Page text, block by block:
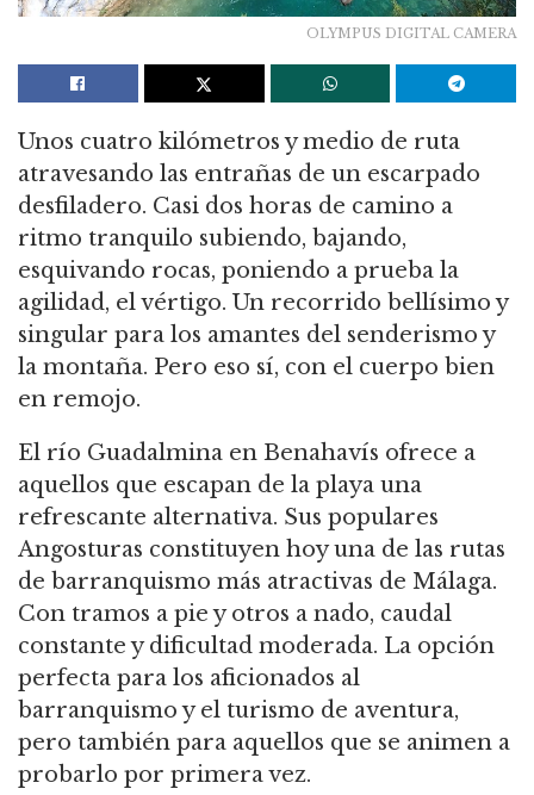
OLYMPUS DIGITAL CAMERA
Unos cuatro kilómetros y medio de ruta
atravesando las entrañas de un escarpado
desfiladero. Casi dos horas de camino a
ritmo tranquilo subiendo, bajando,
esquivando rocas, poniendo a prueba la
agilidad, el vértigo. Un recorrido bellísimo y
singular para los amantes del senderismo y
la montaña. Pero eso sí, con el cuerpo bien
en remojo.
El río Guadalmina en Benahavís ofrece a
aquellos que escapan de la playa una
refrescante alternativa. Sus populares
Angosturas constituyen hoy una de las rutas
de barranquismo más atractivas de Málaga.
Con tramos a pie y otros a nado, caudal
constante y dificultad moderada. La opción
perfecta para los aficionados al
barranquismo y el turismo de aventura,
pero también para aquellos que se animen a
probarlo por primera vez.